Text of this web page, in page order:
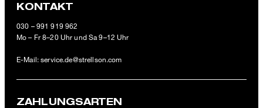
KONTAKT
030 – 991 919 962
Mo – Fr 8–20 Uhr und Sa 9–12 Uhr
E-Mail:service.de@strellson.com
ZAHLUNGSARTEN